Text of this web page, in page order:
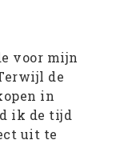
voor mijn
de
in
ik de tijd
uit te